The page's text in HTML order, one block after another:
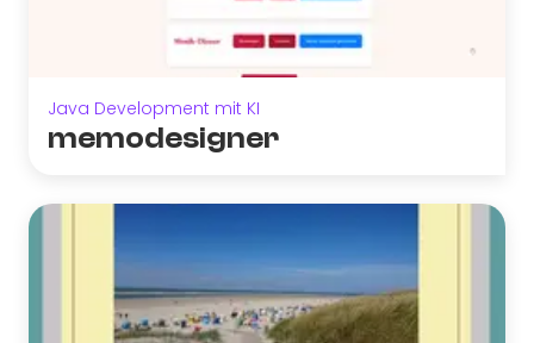
Java Development mit KI
memodesigner